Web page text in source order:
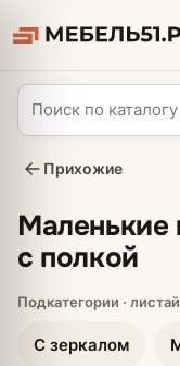
Прихожие
Маленькие
с полкой
С зеркалом